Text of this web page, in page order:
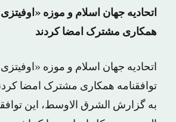
اتحادیه جهان اسلام و موزه
همکاری مشترک امضا کردند
اتحادیه جهان اسلام و موزه «اوفیتزی»
توافقنامه همکاری مشترک امضا
به گزارش الشرق الاوسط، این